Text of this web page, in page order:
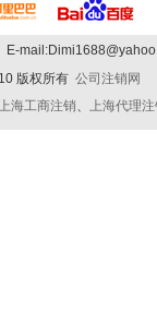
E-
版权所有 公司注销网
上海工商注销、 上海代理